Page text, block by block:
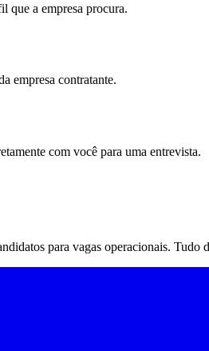
que a empresa procura.
empresa contratante.
com você para uma entrevista.
para vagas operacionais.